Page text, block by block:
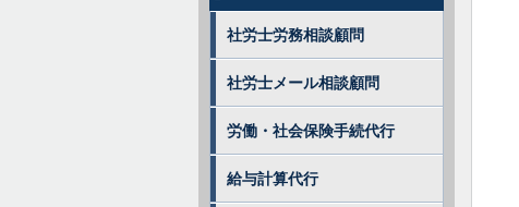
社労士労務相談顧問
社労士メール相談顧問
労働・社会保険手続代行
給与計算代行